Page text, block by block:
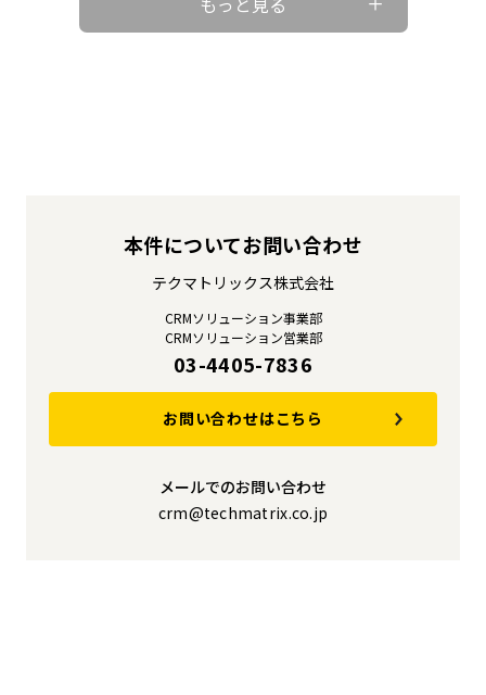
本件についてお問い合わせ
テクマトリックス株式会社
CRMソリューション事業部
CRMソリューション営業部
03-4405-7836
お問い合わせはこちら
メールでのお問い合わせ
crm@techmatrix.co.jp